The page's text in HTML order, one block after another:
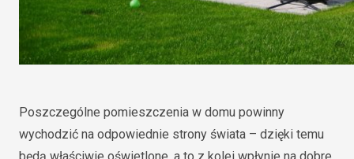
Poszczególne pomieszczenia w domu powinny
wychodzić na odpowiednie strony świata – dzięki temu